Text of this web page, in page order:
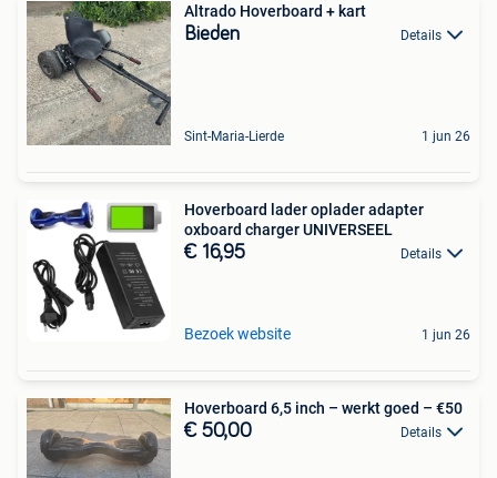
Altrado Hoverboard + kart
Bieden Details
Sint-Maria-Lierde 1 jun 26
Hoverboard lader oplader adapter
oxboard charger UNIVERSEEL
€ 16,95 Details
Bezoek website 1 jun 26
Hoverboard 6,5 inch – werkt goed – €50
€ 50,00 Details